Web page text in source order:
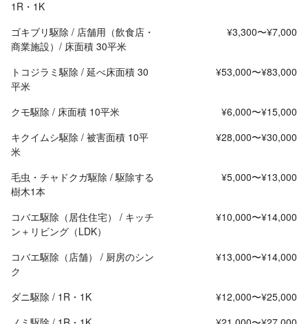
1R・1K
ゴキブリ駆除 / 店舗用（飲食店・
商業施設）/ 床面積 30平米
¥3,300〜¥7,000
トコジラミ駆除 / 延べ床面積 30
平米
¥53,000〜¥83,000
クモ駆除 / 床面積 10平米
¥6,000〜¥15,000
キクイムシ駆除 / 被害面積 10平
米
¥28,000〜¥30,000
毛虫・チャドクガ駆除 / 駆除する
樹木1本
¥5,000〜¥13,000
コバエ駆除（居住住宅） / キッチ
ン＋リビング（LDK）
¥10,000〜¥14,000
コバエ駆除（店舗） / 厨房のシン
ク
¥13,000〜¥14,000
ダニ駆除 / 1R・1K
¥12,000〜¥25,000